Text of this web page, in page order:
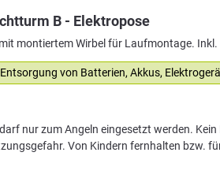
B - Elektropose
montiertem Wirbel für Laufmontage. Inkl.
von Batterien, Akkus,
nur zum Angeln eingesetzt werden.
Von Kindern fernhalten bzw.